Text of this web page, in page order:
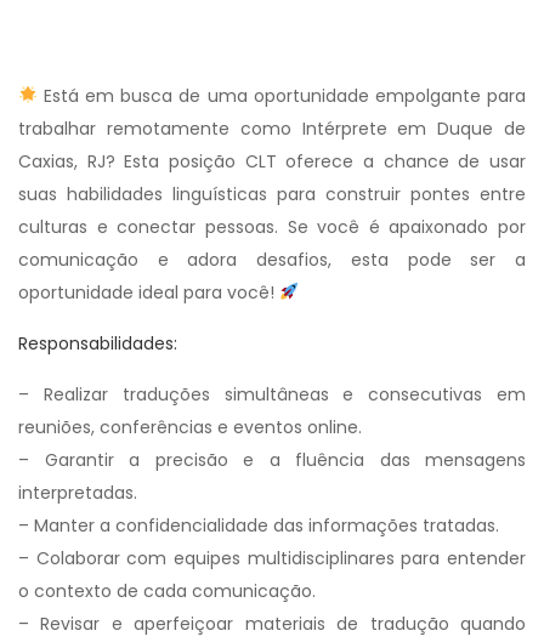
Está em busca de uma oportunidade empolgante para
trabalhar remotamente como Intérprete em Duque de
Caxias, RJ? Esta posição CLT oferece a chance de usar
suas habilidades linguísticas para construir pontes entre
culturas e conectar pessoas. Se você é apaixonado por
comunicação e adora desafios, esta pode ser a
oportunidade ideal para você!
Responsabilidades:
– Realizar traduções simultâneas e consecutivas em
reuniões, conferências e eventos online.
– Garantir a precisão e a fluência das mensagens
interpretadas.
– Manter a confidencialidade das informações tratadas.
– Colaborar com equipes multidisciplinares para entender
o contexto de cada comunicação.
– Revisar e aperfeiçoar materiais de tradução quando